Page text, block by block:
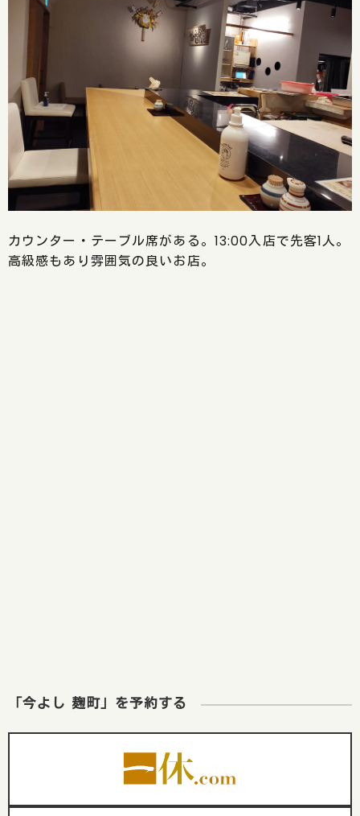
カウンター・テーブル席がある。13:00入店で先客1人。
高級感もあり雰囲気の良いお店。
「今よし 麹町」を予約する